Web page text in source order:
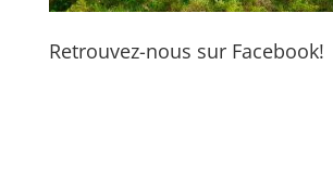
Retrouvez-nous sur Facebook!